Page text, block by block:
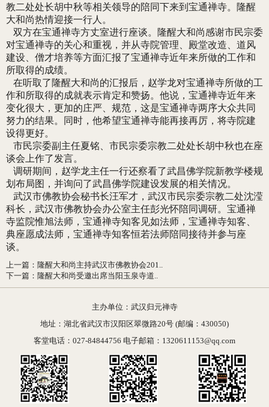
教二处处长胡中秋等相关领导的陪同下来到宝通禅寺。隆醒
大和尚热情迎接一行人。
双方在宝通禅寺方丈室进行座谈。隆醒大和尚感谢市民宗委
对宝通禅寺的关心和重视，并从寺院管理、殿堂改造、道风
建设、僧才培养等方面汇报了宝通禅寺近年来所做的工作和
所取得的成绩。
在听取了隆醒大和尚的汇报后，赵学龙对宝通禅寺所做的工
作和所取得的成就表示肯定和赞扬。他说，宝通禅寺近年来
变化很大，更加的庄严、规范，这是宝通禅寺两序大众共同
努力的结果。同时，他希望宝通禅寺能再接再厉，将寺院建
设得更好。
市民宗委副主任夏铭、市民宗委宗教二处处长胡中秋也在座
谈会上作了发言。
调研期间，赵学龙主任一行还察看了武昌佛学院新教学楼规
划布局图，并询问了武昌佛学院建设发展的相关情况。
武汉市佛教协会秘书长汪军才，武汉市民宗委宗教二处沈滢
科长，武汉市佛教协会办公室主任彭光怀陪同调研。宝通禅
寺监院惟旭法师，宝通禅寺知客见如法师，宝通禅寺知客、
典座愿成法师，宝通禅寺知客恒若法师陪同接待并参与座
谈。
上一篇 ： 隆醒大和尚主持武汉市佛教协会201..
下一篇 ： 隆醒大和尚受邀出席当阳玉泉寺道..
主办单位：武汉归元禅寺
地址：湖北省武汉市汉阳区翠微路20号 (邮编：430050)
客堂电话：027-84844756 电子邮箱：1320611153@qq.com